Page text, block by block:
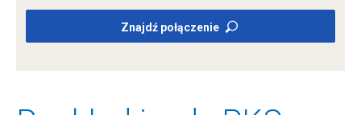
Znajdź połączenie